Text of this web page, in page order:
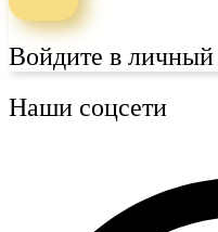
Войдите в личный
Наши соцсети